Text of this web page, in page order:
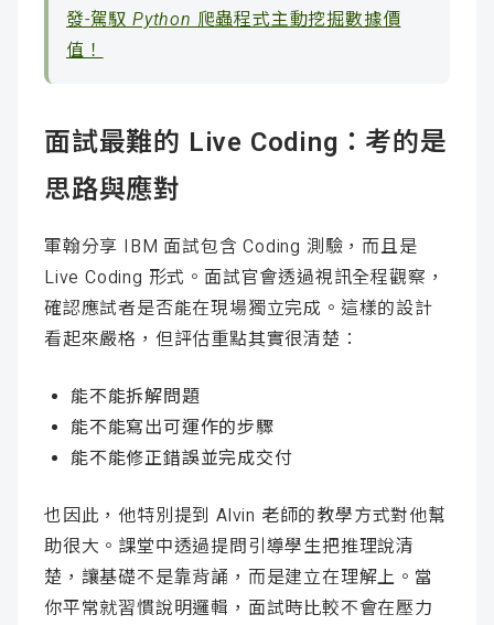
發-駕馭 Python 爬蟲程式主動挖掘數據價
值！
面試最難的 Live Coding：考的是
思路與應對
軍翰分享 IBM 面試包含 Coding 測驗，而且是
Live Coding 形式。面試官會透過視訊全程觀察，
確認應試者是否能在現場獨立完成。這樣的設計
看起來嚴格，但評估重點其實很清楚：
能不能拆解問題
能不能寫出可運作的步驟
能不能修正錯誤並完成交付
也因此，他特別提到 Alvin 老師的教學方式對他幫
助很大。課堂中透過提問引導學生把推理說清
楚，讓基礎不是靠背誦，而是建立在理解上。當
你平常就習慣說明邏輯，面試時比較不會在壓力